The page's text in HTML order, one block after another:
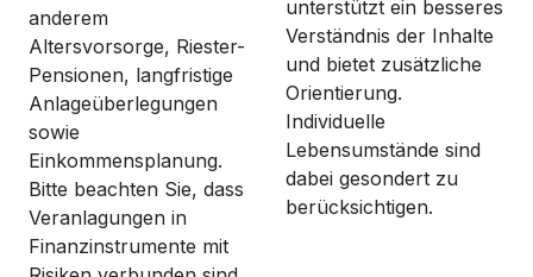
anderem
Altersvorsorge, Riester-
Pensionen, langfristige
Anlageüberlegungen
sowie
Einkommensplanung.
Bitte beachten Sie, dass
Veranlagungen in
Finanzinstrumente mit
unterstützt ein besseres
Verständnis der Inhalte
und bietet zusätzliche
Orientierung.
Individuelle
Lebensumstände sind
dabei gesondert zu
berücksichtigen.